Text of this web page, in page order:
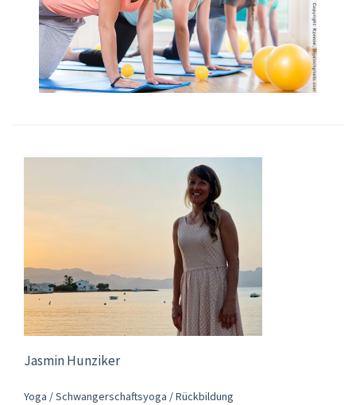
Jasmin Hunziker
Yoga / Schwangerschaftsyoga / Rückbildung